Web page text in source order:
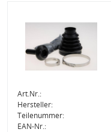
Art.Nr.:
Hersteller:
Teilenummer:
EAN-Nr.: